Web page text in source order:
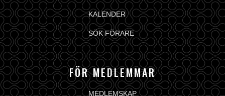
KALENDER
SÖK FÖRARE
FÖR MEDLEMMAR
MEDLEMSKAP